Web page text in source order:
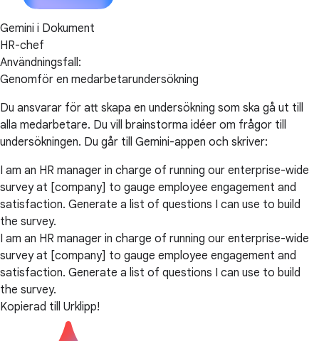
Gemini i Dokument
HR-chef
Användningsfall:
Genomför en medarbetarundersökning
Du ansvarar för att skapa en undersökning som ska gå ut till
alla medarbetare. Du vill brainstorma idéer om frågor till
undersökningen. Du går till Gemini-appen och skriver:
I am an HR manager in charge of running our enterprise-wide
survey at [company] to gauge employee engagement and
satisfaction. Generate a list of questions I can use to build
the survey.
I am an HR manager in charge of running our enterprise-wide
survey at [company] to gauge employee engagement and
satisfaction. Generate a list of questions I can use to build
the survey.
Kopierad till Urklipp!